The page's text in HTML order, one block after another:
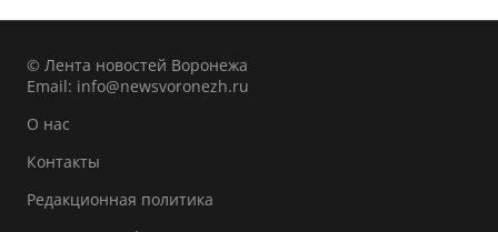
© Лента новостей Воронежа
Email: info@newsvoronezh.ru
О нас
Контакты
Редакционная политика